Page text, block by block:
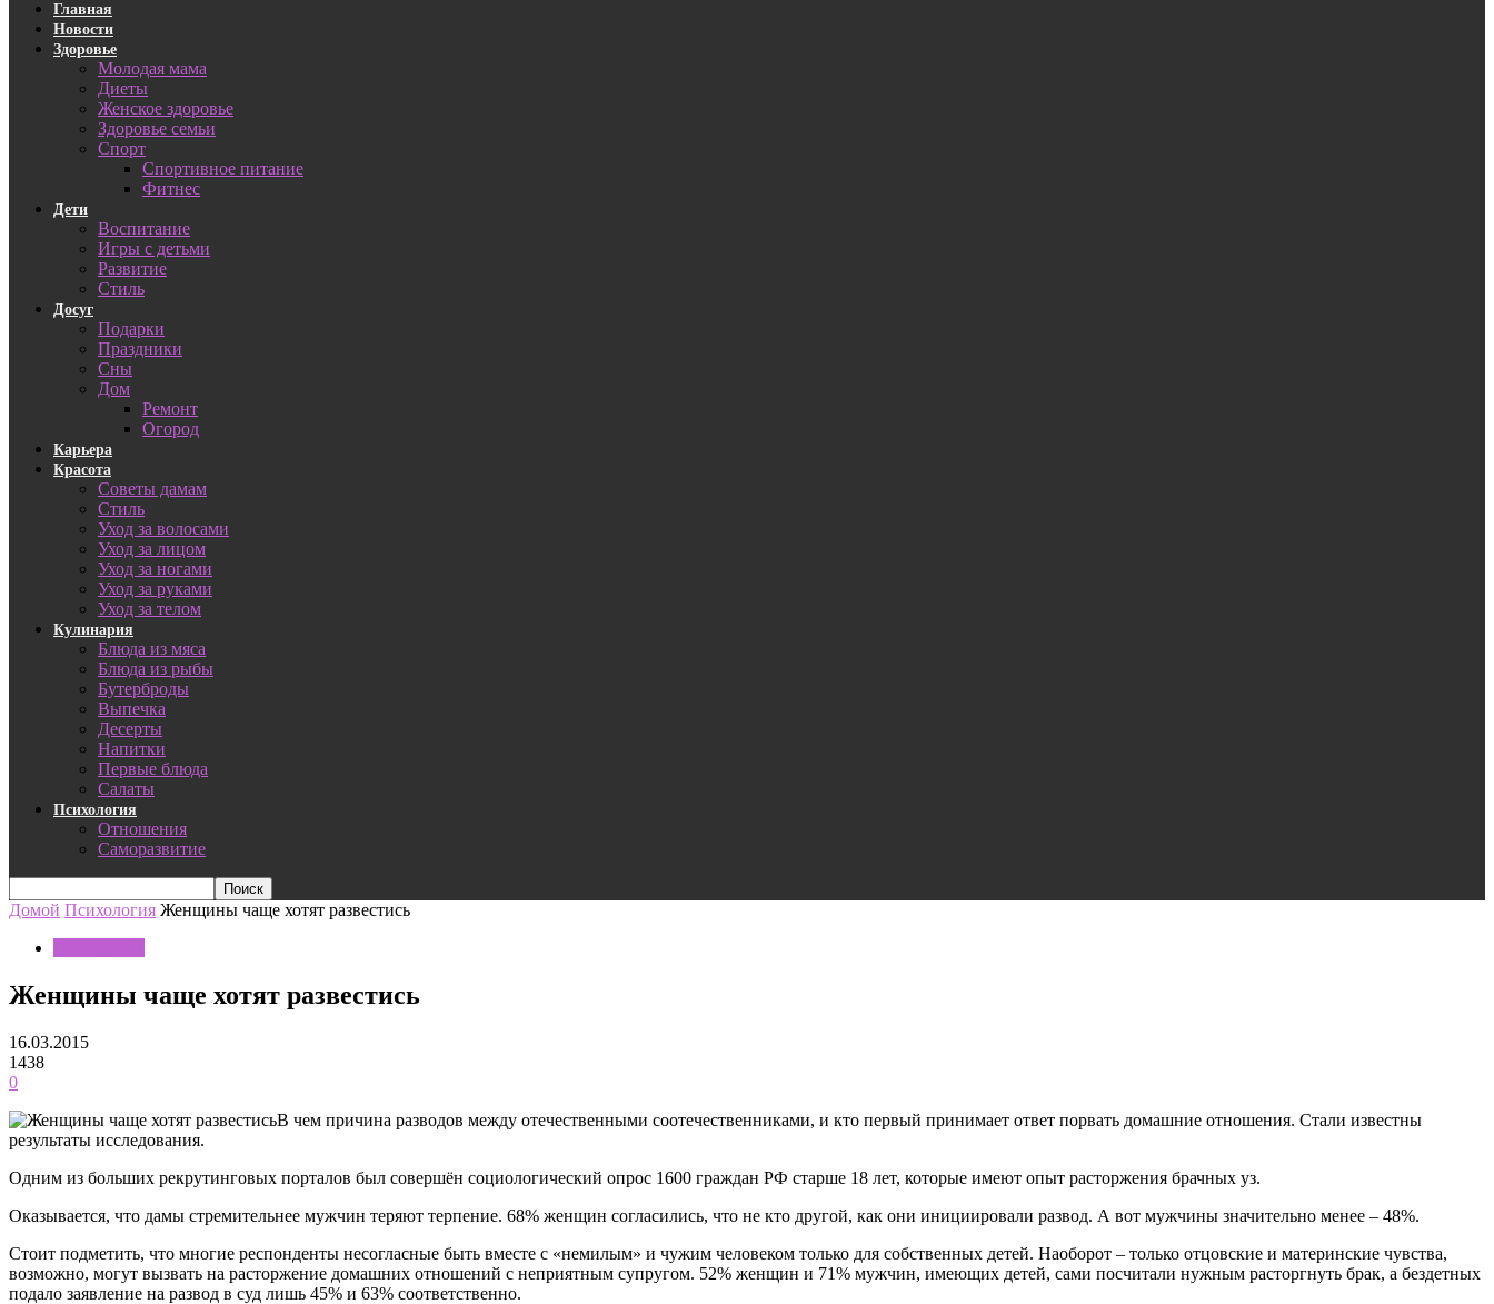
Главная
Новости
Здоровье
Молодая мама
Диеты
Женское здоровье
Здоровье семьи
Спорт
Спортивное питание
Фитнес
Дети
Воспитание
Игры с детьми
Развитие
Стиль
Досуг
Подарки
Праздники
Сны
Дом
Ремонт
Огород
Карьера
Красота
Советы дамам
Стиль
Уход за волосами
Уход за лицом
Уход за ногами
Уход за руками
Уход за телом
Кулинария
Блюда из мяса
Блюда из рыбы
Бутерброды
Выпечка
Десерты
Напитки
Первые блюда
Салаты
Психология
Отношения
Саморазвитие
Домой Психология Женщины чаще хотят развестись
Женщины чаще хотят развестись
16.03.2015
1438
0
В чем причина разводов между отечественными соотечественниками, и кто первый принимает ответ порвать домашние отношения. Стали известны
результаты исследования.
Одним из больших рекрутинговых порталов был совершён социологический опрос 1600 граждан РФ старше 18 лет, которые имеют опыт расторжения брачных уз.
Оказывается, что дамы стремительнее мужчин теряют терпение. 68% женщин согласились, что не кто другой, как они инициировали развод. А вот мужчины значительно менее – 48%.
Стоит подметить, что многие респонденты несогласные быть вместе с «немилым» и чужим человеком только для собственных детей. Наоборот – только отцовские и материнские чувства,
возможно, могут вызвать на расторжение домашних отношений с неприятным супругом. 52% женщин и 71% мужчин, имеющих детей, сами посчитали нужным расторгнуть брак, а бездетных
подало заявление на развод в суд лишь 45% и 63% соответственно.